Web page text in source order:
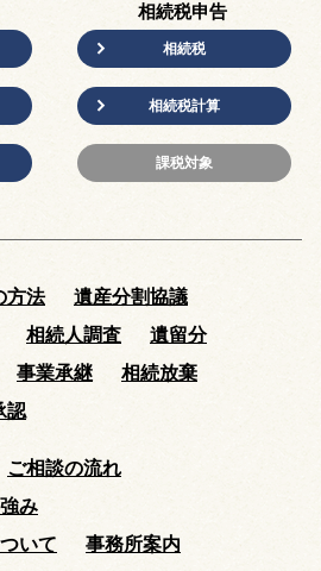
相続税申告
相続税
相続税計算
課税対象
方法
遺産分割協議
相続人調査
遺留分
事業承継
相続放棄
認
ご相談の流れ
み
いて
事務所案内